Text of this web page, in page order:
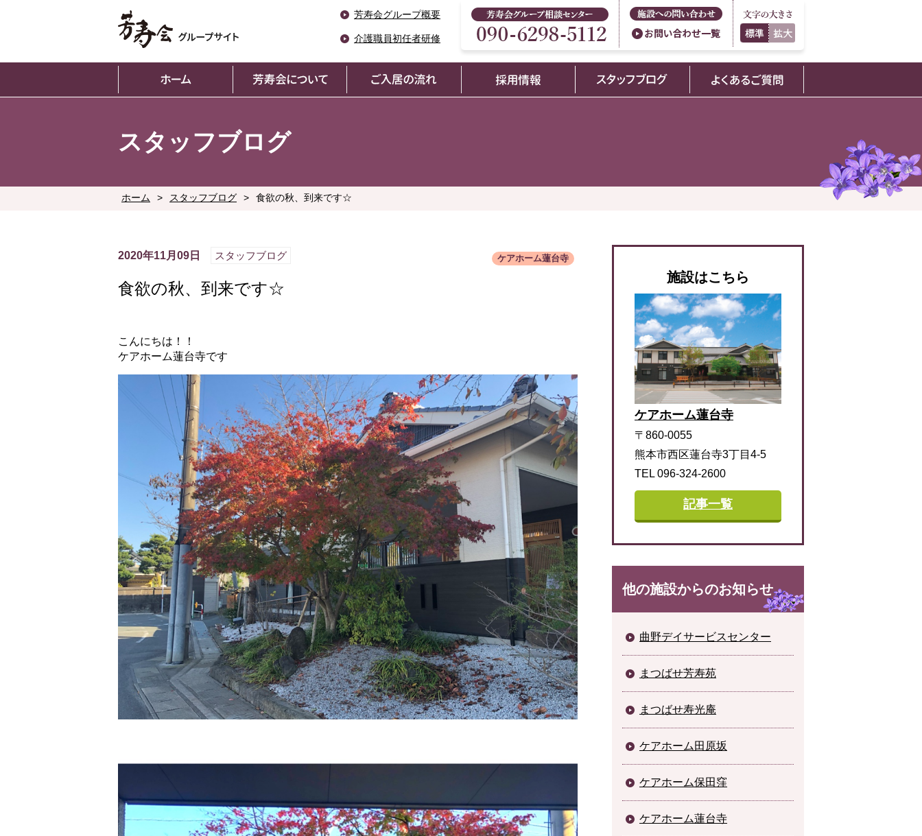
芳寿会グループ概要
介護職員初任者研修
スタッフブログ
ホーム > スタッフブログ > 食欲の秋、到来です☆
ケアホーム蓮台寺
2020年11月09日 スタッフブログ
食欲の秋、到来です☆
こんにちは！！
ケアホーム蓮台寺です
施設はこちら
ケアホーム蓮台寺
〒860-0055
熊本市西区蓮台寺3丁目4-5
TEL 096-324-2600
記事一覧
他の施設からのお知らせ
曲野デイサービスセンター
まつばせ芳寿苑
まつばせ寿光庵
ケアホーム田原坂
ケアホーム保田窪
ケアホーム蓮台寺